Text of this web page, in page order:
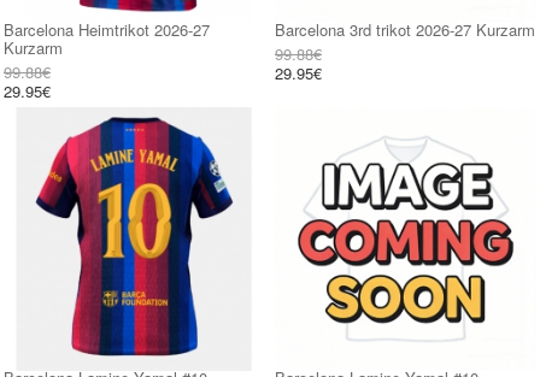
Barcelona Heimtrikot 2026-27
Kurzarm
99.88€
29.95€
Barcelona 3rd trikot 2026-27 Kurzarm
99.88€
29.95€